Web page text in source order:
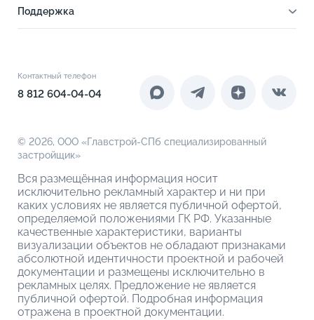
2-комнатные евро
Отделка
Расположение
Ипотечный калькулятор
Новоселам
Поддержка
Контакты
О компании
Контактный телефон
8 812 604-04-04
© 2026, ООО «Главстрой-СПб специализированный
застройщик»
Вся размещённая информация носит
исключительно рекламный характер и ни при
каких условиях не является публичной офертой,
определяемой положениями ГК РФ. Указанные
качественные характеристики, варианты
визуализации объектов не обладают признаками
абсолютной идентичности проектной и рабочей
документации и размещены исключительно в
рекламных целях. Предложение не является
публичной офертой. Подробная информация
отражена в проектной документации.